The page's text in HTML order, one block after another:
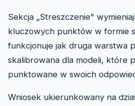
Sekcja „Streszczenie"
kluczowych punktów w formie
funkcjonuje jak druga warstwa
skalibrowana dla modeli, które
punktowane w swoich
Wniosek ukierunkowany na